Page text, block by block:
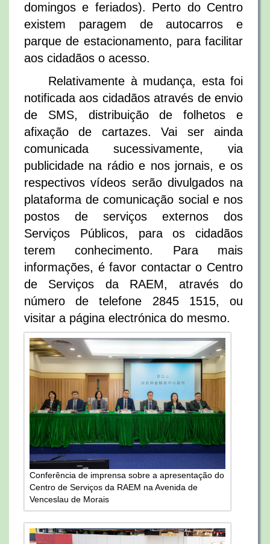
domingos e feriados). Perto do Centro
existem paragem de autocarros e
parque de estacionamento, para facilitar
aos cidadãos o acesso.
Relativamente à mudança, esta foi
notificada aos cidadãos através de envio
de SMS, distribuição de folhetos e
afixação de cartazes. Vai ser ainda
comunicada sucessivamente, via
publicidade na rádio e nos jornais, e os
respectivos vídeos serão divulgados na
plataforma de comunicação social e nos
postos de serviços externos dos
Serviços Públicos, para os cidadãos
terem conhecimento. Para mais
informações, é favor contactar o Centro
de Serviços da RAEM, através do
número de telefone 2845 1515, ou
visitar a página electrónica do mesmo.
Conferência de imprensa sobre a apresentação do
Centro de Serviços da RAEM na Avenida de
Venceslau de Morais